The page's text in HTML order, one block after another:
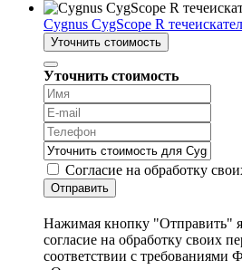
Cygnus CygScope R
Уточнить стоимость
Уточнить стоимость
Согласие на обработку
Отправить
Нажимая кнопку "Отправить"
согласие на обработку своих
соответствии с требованиями